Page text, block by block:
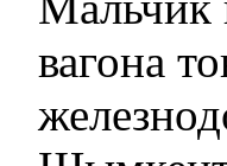
вагона